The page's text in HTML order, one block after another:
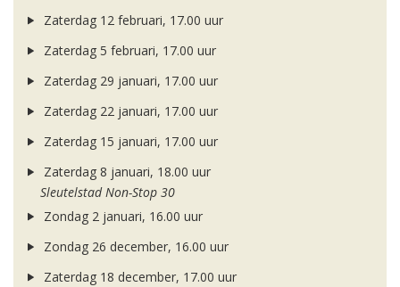
Zaterdag 12 februari, 17.00 uur
Zaterdag 5 februari, 17.00 uur
Zaterdag 29 januari, 17.00 uur
Zaterdag 22 januari, 17.00 uur
Zaterdag 15 januari, 17.00 uur
Zaterdag 8 januari, 18.00 uur
Sleutelstad Non-Stop 30
Zondag 2 januari, 16.00 uur
Zondag 26 december, 16.00 uur
Zaterdag 18 december, 17.00 uur